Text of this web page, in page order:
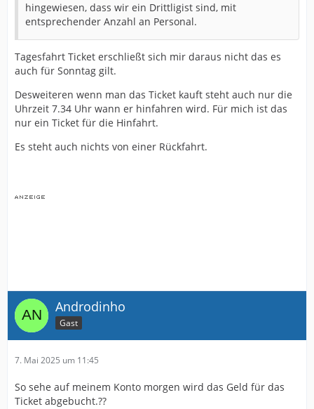
hingewiesen, dass wir ein Drittligist sind, mit
entsprechender Anzahl an Personal.
Tagesfahrt Ticket erschließt sich mir daraus nicht das es
auch für Sonntag gilt.
Desweiteren wenn man das Ticket kauft steht auch nur die
Uhrzeit 7.34 Uhr wann er hinfahren wird. Für mich ist das
nur ein Ticket für die Hinfahrt.
Es steht auch nichts von einer Rückfahrt.
Androdinho
Gast
7. Mai 2025 um 11:45
So sehe auf meinem Konto morgen wird das Geld für das
Ticket abgebucht.??